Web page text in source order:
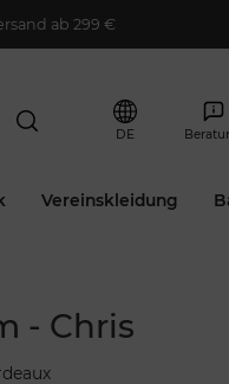
ab 299 €
Vereinskleidung
DE
- Chris